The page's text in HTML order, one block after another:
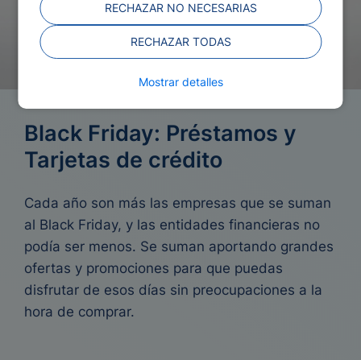
RECHAZAR NO NECESARIAS
RECHAZAR TODAS
Mostrar detalles
Black Friday: Préstamos y
Tarjetas de crédito
Cada año son más las empresas que se suman
al Black Friday, y las entidades financieras no
podía ser menos. Se suman aportando grandes
ofertas y promociones para que puedas
disfrutar de esos días sin preocupaciones a la
hora de comprar.